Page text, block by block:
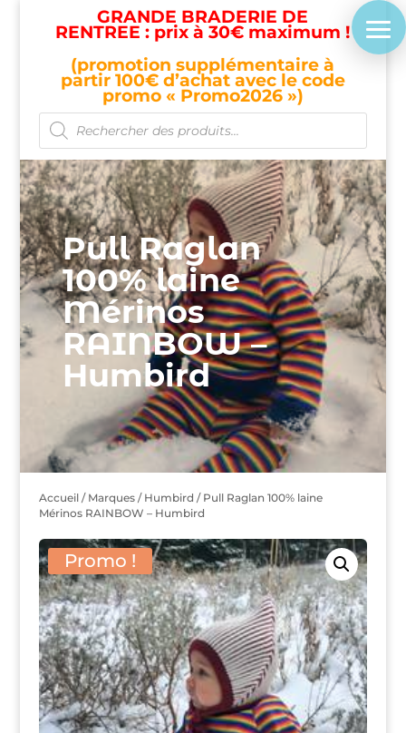
GRANDE BRADERIE DE
RENTREE : prix à 30€ maximum !
(promotion supplémentaire à
partir 100€ d’achat avec le code
promo « Promo2026 »)
Recherche
produits
Pull Raglan
100% laine
Mérinos
RAINBOW –
Humbird
Accueil/ Marques/ Humbird / Pull Raglan 100% laine
Mérinos RAINBOW – Humbird
Promo !